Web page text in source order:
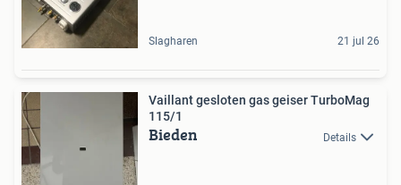
Slagharen 21 jul 26
Vaillant gesloten gas geiser TurboMag
115/1
Bieden Details